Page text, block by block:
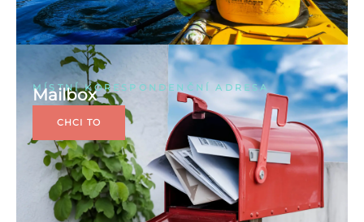
MÍSTNÍ KORESPONDENČNÍ ADRESA
Mailbox
CHCI TO